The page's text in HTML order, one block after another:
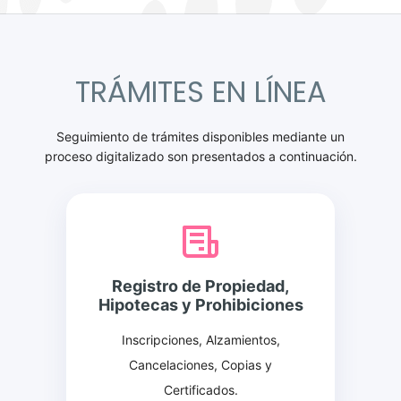
TRÁMITES EN LÍNEA
Seguimiento de trámites disponibles mediante un
proceso digitalizado son presentados a continuación.
Registro de Propiedad,
Hipotecas y Prohibiciones
Inscripciones, Alzamientos,
Cancelaciones, Copias y
Certificados.